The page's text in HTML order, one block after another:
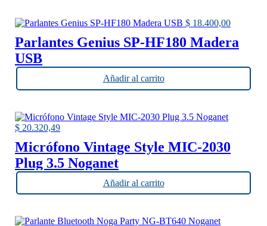
$ 18.400,00
Parlantes Genius SP-HF180 Madera
USB
Añadir al carrito
$ 20.320,49
Micrófono Vintage Style MIC-2030
Plug 3.5 Noganet
Añadir al carrito